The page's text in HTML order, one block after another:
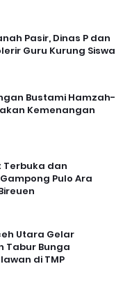
Pasir, Dinas P dan
Guru Kurung Siswa
Bustami Hamzah-
Kemenangan
Terbuka dan
Pulo Ara
Utara Gelar
Tabur Bunga
di TMP